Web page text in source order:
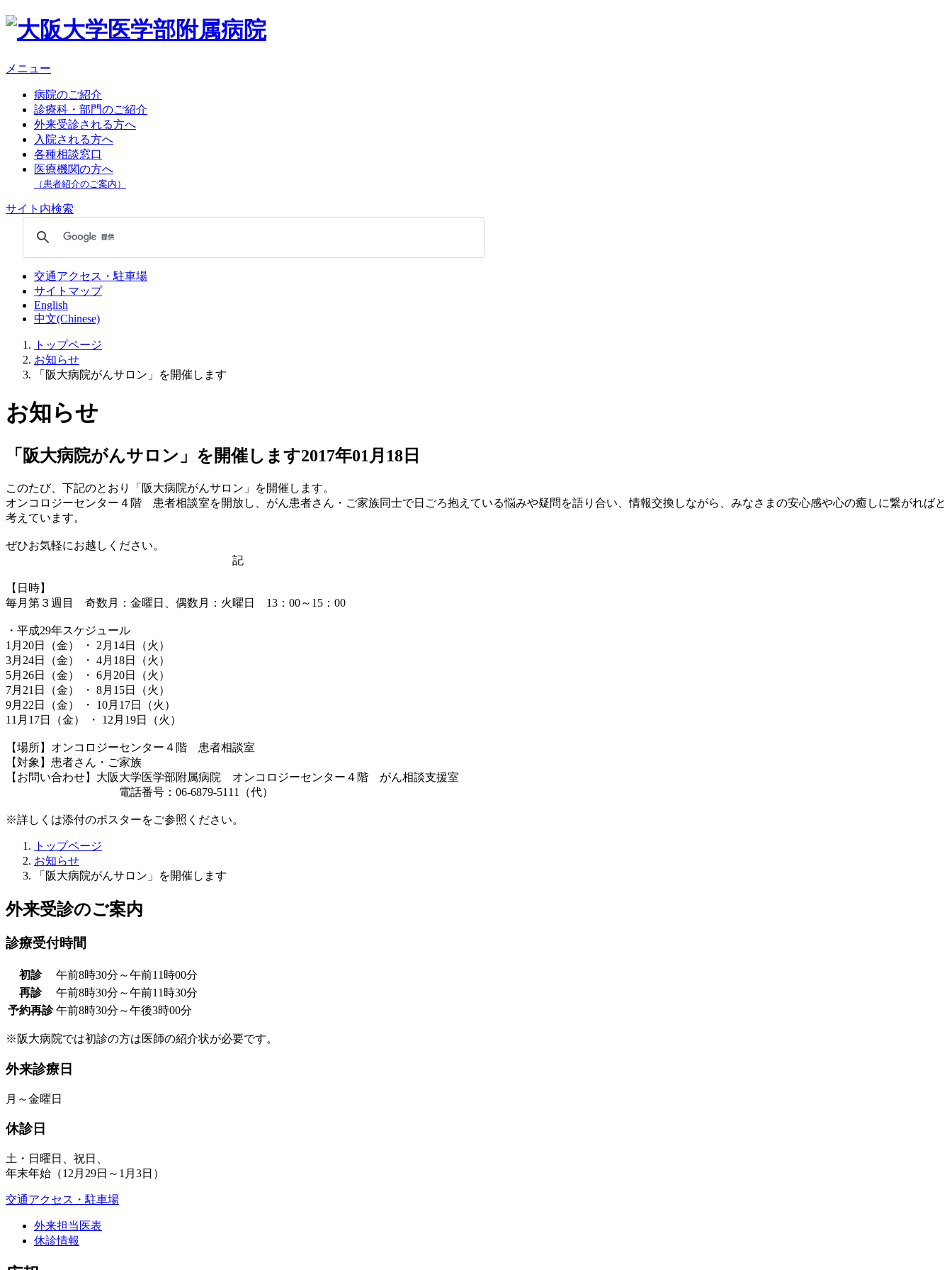
メニュー
病院のご紹介
診療科・部門のご紹介
外来受診される方へ
入院される方へ
各種相談窓口
医療機関の方へ
（患者紹介のご案内）
サイト内検索
交通アクセス・駐車場
サイトマップ
English
中文(Chinese)
トップページ
お知らせ
「阪大病院がんサロン」を開催します
お知らせ
「阪大病院がんサロン」を開催します2017年01月18日
このたび、下記のとおり「阪大病院がんサロン」を開催します。
オンコロジーセンター４階 患者相談室を開放し、がん患者さん・ご家族同士で日ごろ抱えている悩みや疑問を語り合い、情報交換しながら、みなさまの安心感や心の癒しに繋がればと
考えています。
ぜひお気軽にお越しください。
記
【日時】
毎月第３週目 奇数月：金曜日、偶数月：火曜日 13：00～15：00
・平成29年スケジュール
1月20日（金） ・ 2月14日（火）
3月24日（金） ・ 4月18日（火）
5月26日（金） ・ 6月20日（火）
7月21日（金） ・ 8月15日（火）
9月22日（金） ・ 10月17日（火）
11月17日（金） ・ 12月19日（火）
【場所】オンコロジーセンター４階 患者相談室
【対象】患者さん・ご家族
【お問い合わせ】大阪大学医学部附属病院 オンコロジーセンター４階 がん相談支援室
電話番号：06-6879-5111（代）
※詳しくは添付のポスターをご参照ください。
トップページ
お知らせ
「阪大病院がんサロン」を開催します
外来受診のご案内
診療受付時間
初診
午前8時30分～午前11時00分
再診
午前8時30分～午前11時30分
予約再診 午前8時30分～午後3時00分
※阪大病院では初診の方は医師の紹介状が必要です。
外来診療日
月～金曜日
休診日
土・日曜日、祝日、
年末年始（12月29日～1月3日）
交通アクセス・駐車場
外来担当医表
休診情報